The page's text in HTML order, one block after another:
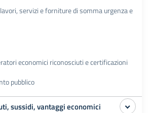
servizi e forniture di somma urgenza e
economici riconosciuti e certificazioni
pubblico
sussidi, vantaggi economici